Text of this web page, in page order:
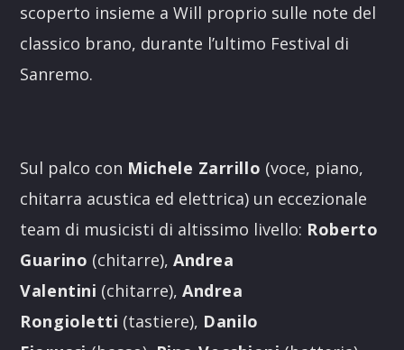
scoperto insieme a Will proprio sulle note del
classico brano, durante l’ultimo Festival di
Sanremo.
Sul palco con Michele Zarrillo (voce, piano,
chitarra acustica ed elettrica) un eccezionale
team di musicisti di altissimo livello: Roberto
Guarino (chitarre),Andrea
Valentini (chitarre),Andrea
Rongioletti (tastiere), Danilo